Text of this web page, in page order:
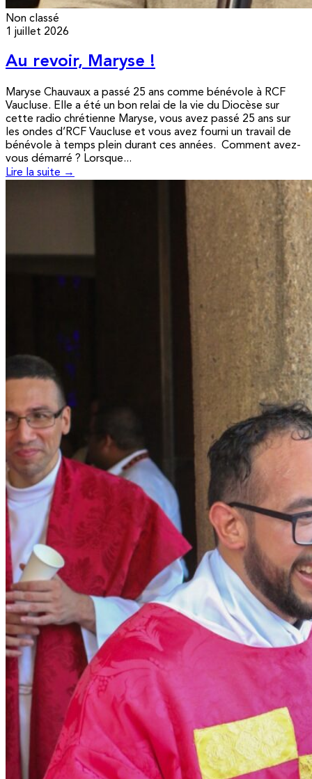
Non classé
1 juillet 2026
Au revoir, Maryse !
Maryse Chauvaux a passé 25 ans comme bénévole à RCF
Vaucluse. Elle a été un bon relai de la vie du Diocèse sur
cette radio chrétienne Maryse, vous avez passé 25 ans sur
les ondes d’RCF Vaucluse et vous avez fourni un travail de
bénévole à temps plein durant ces années. Comment avez-
vous démarré ? Lorsque...
Lire la suite →